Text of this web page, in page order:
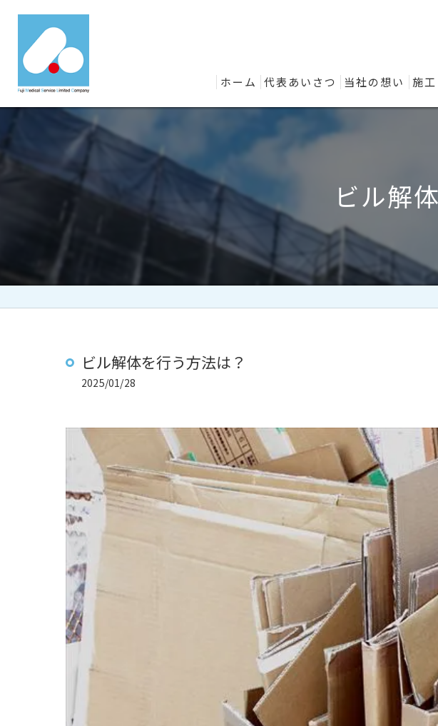
ホーム 代表あいさつ 当社の想い 施
ビル解
ビル解体を行う方法は？
2025/01/28